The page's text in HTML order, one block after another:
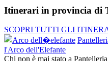
Itinerari in provincia di
SCOPRI TUTTI GLI
l'Arco dell'Elefante
Chi non è mai stato a